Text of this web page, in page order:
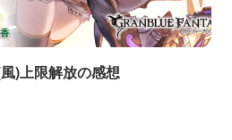
)上限解放の感想